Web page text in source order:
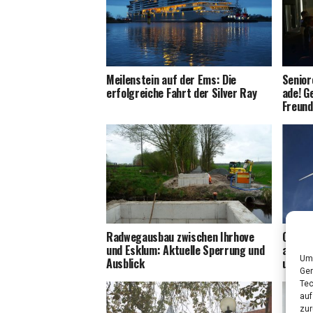
Mei­len­stein auf der Ems: Die
erfolg­rei­che Fahrt der Sil­ver Ray ade!
Rad­weg­aus­bau zwi­schen Ihr­ho­ve
und Esklum: Aktu­el­le Sper­rung und
Ausblick
als
und